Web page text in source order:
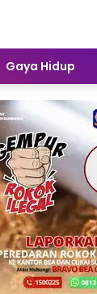
Gaya Hidup